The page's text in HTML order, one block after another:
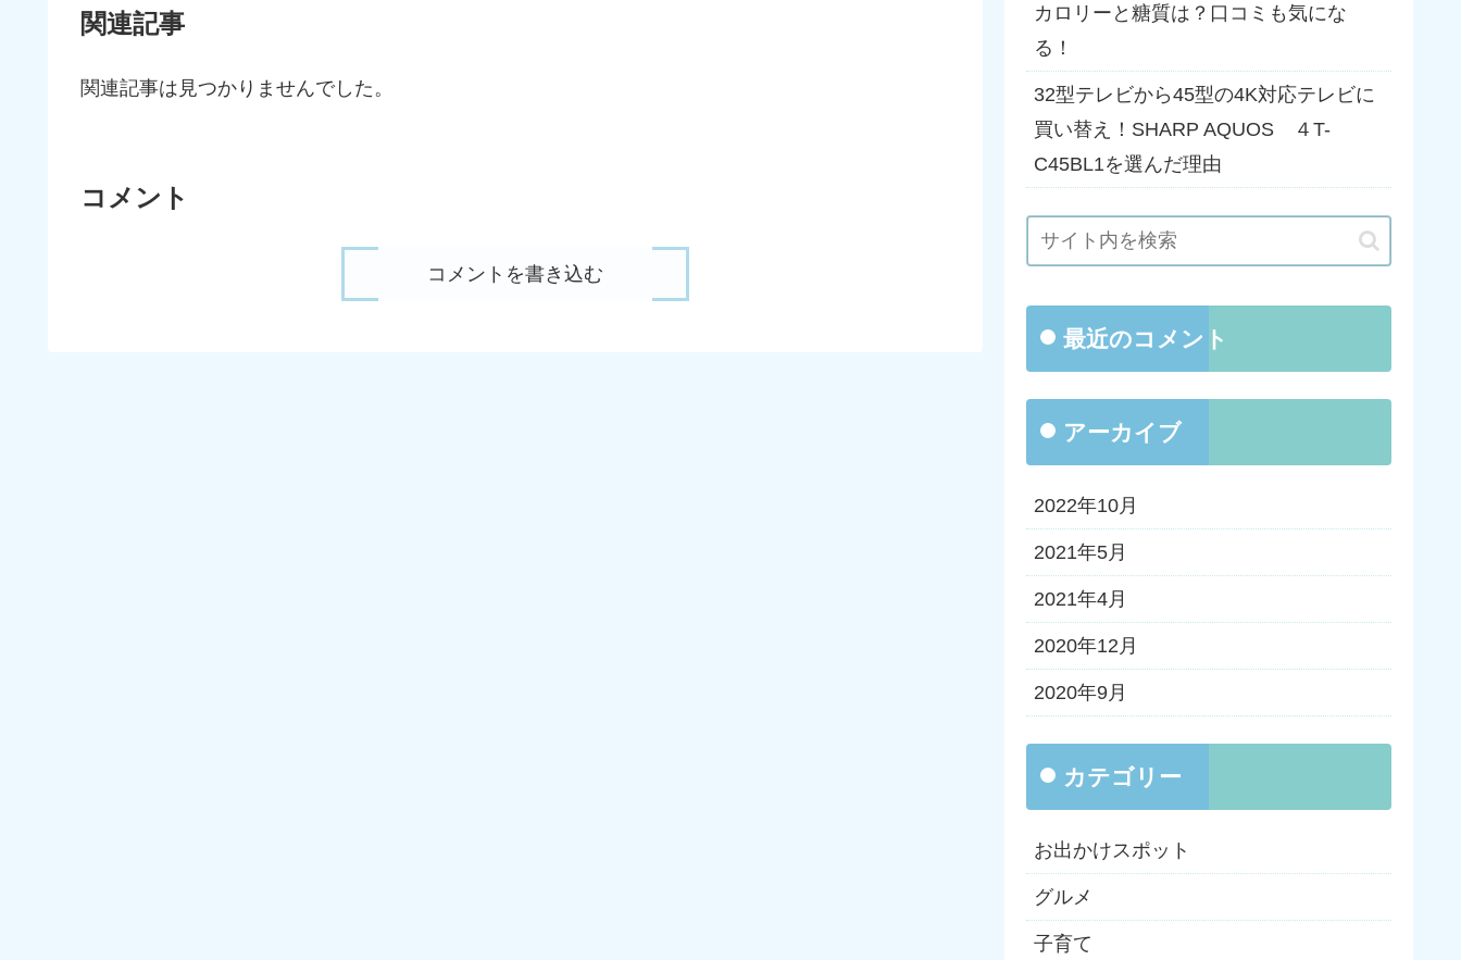
関連記事
関連記事は見つかりませんでした。
コメント
コメントを書き込む
カロリーと糖質は？口コミも気にな
る！
32型テレビから45型の4K対応テレビに
買い替え！SHARP AQUOS ４T-
C45BL1を選んだ理由
最近のコメント
アーカイブ
2022年10月
2021年5月
2021年4月
2020年12月
2020年9月
カテゴリー
お出かけスポット
グルメ
子育て